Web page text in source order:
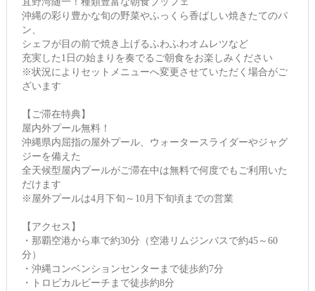
沖縄の彩り豊かな旬の野菜やふっくら香ばしい焼きたてのパ
ン、
シェフが目の前で焼き上げるふわふわオムレツなど
充実した1日の始まりを奏でるご朝食をお楽しみください
※状況によりセットメニューへ変更させていただく場合がご
ざいます
【ご滞在特典】
屋内外プール無料！
沖縄県内屈指の屋外プール、ウォータースライダーやジャグ
ジーを備えた
全天候型屋内プールがご滞在中は無料で何度でもご利用いた
だけます
※屋外プールは4月下旬～10月下旬頃までの営業
【アクセス】
・那覇空港から車で約30分（空港リムジンバスで約45～60
分）
・沖縄コンベンションセンターまで徒歩約7分
・トロピカルビーチまで徒歩約8分